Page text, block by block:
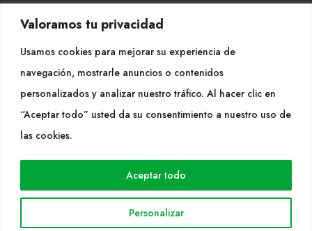
Valoramos tu privacidad
Usamos cookies para mejorar su experiencia de
navegación, mostrarle anuncios o contenidos
personalizados y analizar nuestro tráfico. Al hacer clic en
“Aceptar todo” usted da su consentimiento a nuestro uso de
las cookies.
Personalizar
Aceptar todo
SÍGUENOS
WEB
Cultidelta
Especies